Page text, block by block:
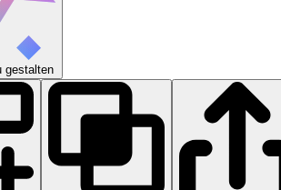
gestalten